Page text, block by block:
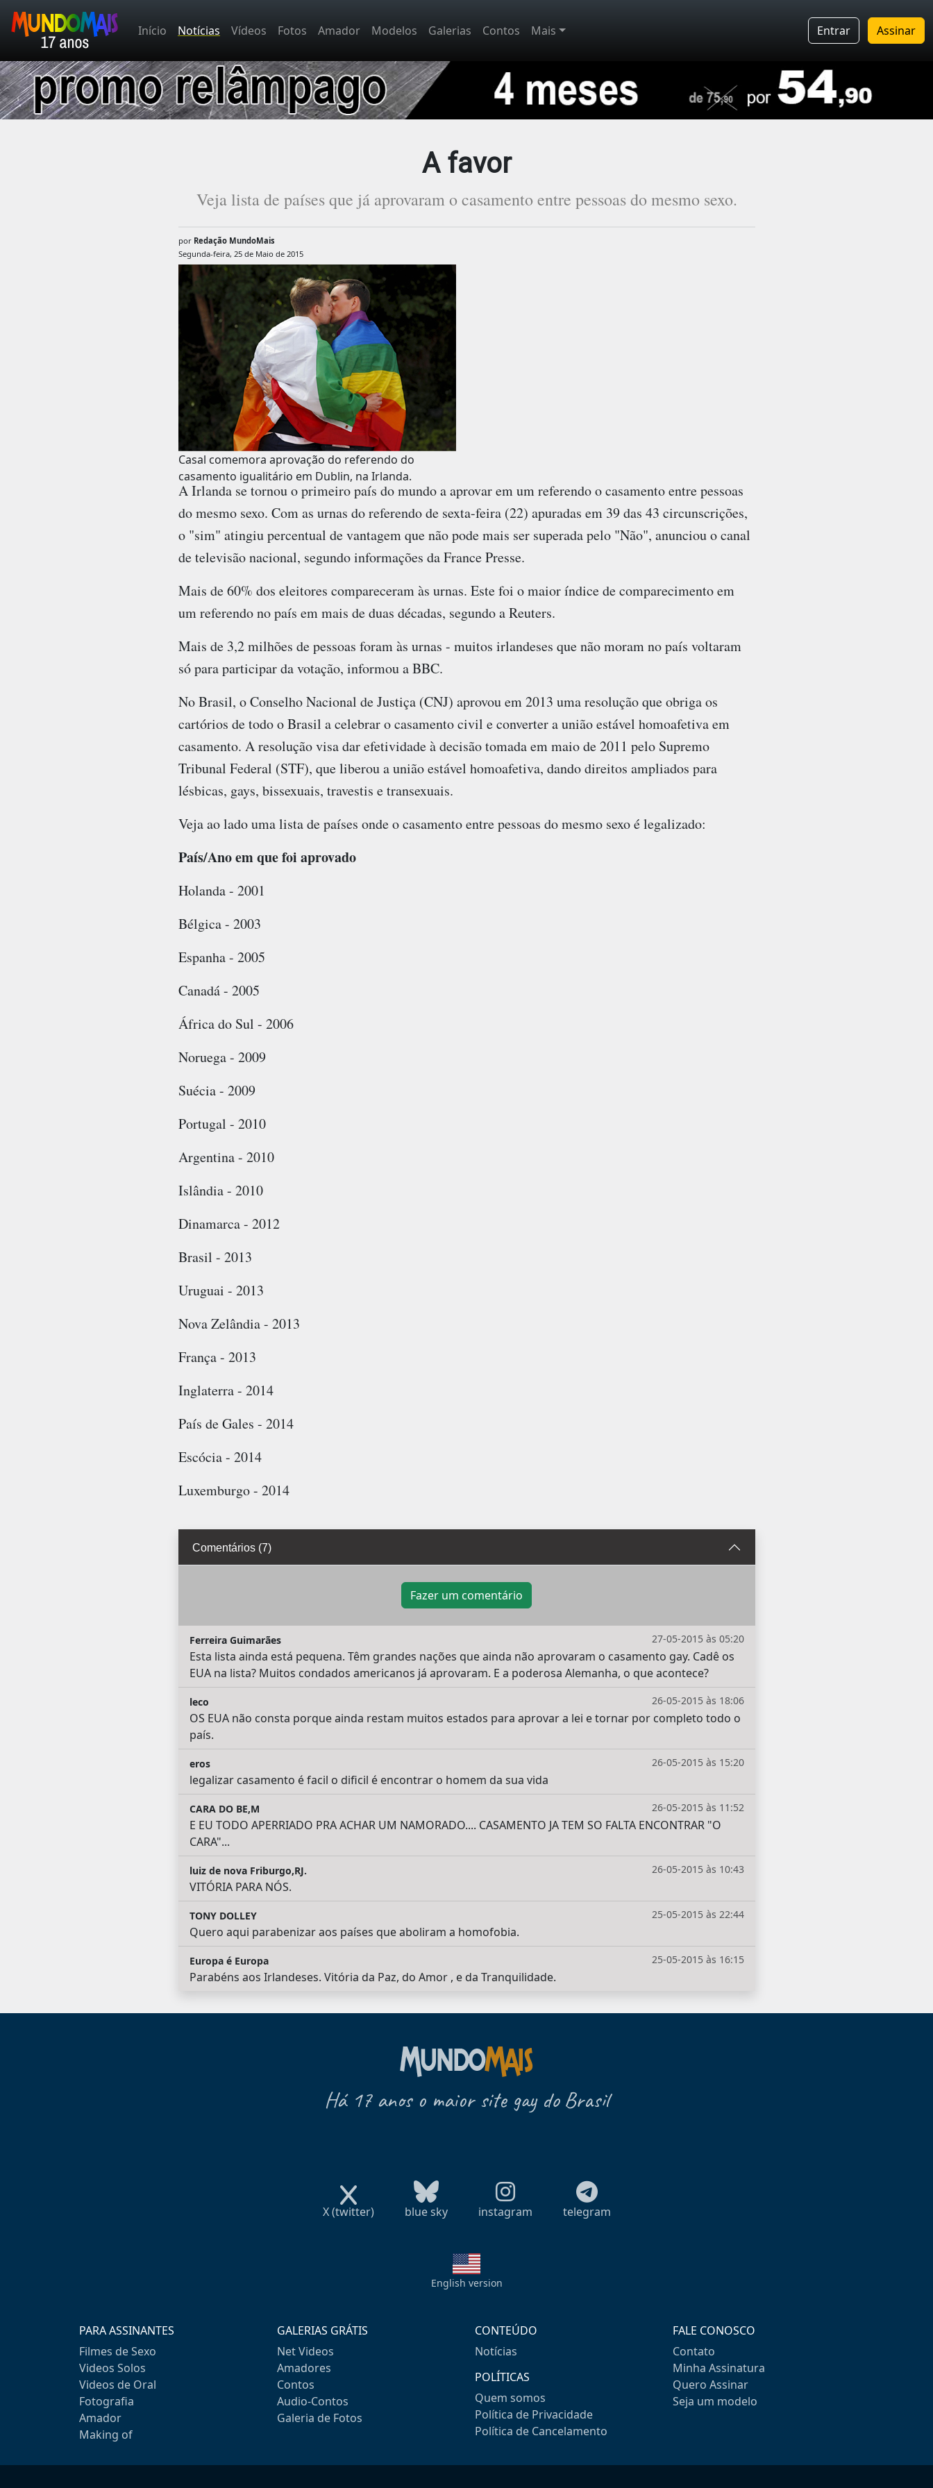
Início Notícias Vídeos Fotos Amador Modelos Galerias Contos Mais Entrar Assinar
A favor
Veja lista de países que já aprovaram o casamento entre pessoas do mesmo sexo.
por Redação MundoMais
Segunda-feira, 25 de Maio de 2015
Casal comemora aprovação do referendo do
casamento igualitário em Dublin, na Irlanda.
A Irlanda se tornou o primeiro país do mundo a aprovar em um referendo o casamento entre pessoas
do mesmo sexo. Com as urnas do referendo de sexta-feira (22) apuradas em 39 das 43 circunscrições,
o "sim" atingiu percentual de vantagem que não pode mais ser superada pelo "Não", anunciou o canal
de televisão nacional, segundo informações da France Presse.
Mais de 60% dos eleitores compareceram às urnas. Este foi o maior índice de comparecimento em
um referendo no país em mais de duas décadas, segundo a Reuters.
Mais de 3,2 milhões de pessoas foram às urnas - muitos irlandeses que não moram no país voltaram
só para participar da votação, informou a BBC.
No Brasil, o Conselho Nacional de Justiça (CNJ) aprovou em 2013 uma resolução que obriga os
cartórios de todo o Brasil a celebrar o casamento civil e converter a união estável homoafetiva em
casamento. A resolução visa dar efetividade à decisão tomada em maio de 2011 pelo Supremo
Tribunal Federal (STF), que liberou a união estável homoafetiva, dando direitos ampliados para
lésbicas, gays, bissexuais, travestis e transexuais.
Veja ao lado uma lista de países onde o casamento entre pessoas do mesmo sexo é legalizado:
País/Ano em que foi aprovado
Holanda - 2001
Bélgica - 2003
Espanha - 2005
Canadá - 2005
África do Sul - 2006
Noruega - 2009
Suécia - 2009
Portugal - 2010
Argentina - 2010
Islândia - 2010
Dinamarca - 2012
Brasil - 2013
Uruguai - 2013
Nova Zelândia - 2013
França - 2013
Inglaterra - 2014
País de Gales - 2014
Escócia - 2014
Luxemburgo - 2014
Comentários (7)
Fazer um comentário
27-05-2015 às 05:20
Ferreira Guimarães
Esta lista ainda está pequena. Têm grandes nações que ainda não aprovaram o casamento gay. Cadê os
EUA na lista? Muitos condados americanos já aprovaram. E a poderosa Alemanha, o que acontece?
26-05-2015 às 18:06
leco
OS EUA não consta porque ainda restam muitos estados para aprovar a lei e tornar por completo todo o
país.
26-05-2015 às 15:20
eros
legalizar casamento é facil o dificil é encontrar o homem da sua vida
26-05-2015 às 11:52
CARA DO BE,M
E EU TODO APERRIADO PRA ACHAR UM NAMORADO.... CASAMENTO JA TEM SO FALTA ENCONTRAR "O
CARA"...
26-05-2015 às 10:43
luiz de nova Friburgo,RJ.
VITÓRIA PARA NÓS.
25-05-2015 às 22:44
TONY DOLLEY
Quero aqui parabenizar aos países que aboliram a homofobia.
25-05-2015 às 16:15
Europa é Europa
Parabéns aos Irlandeses. Vitória da Paz, do Amor , e da Tranquilidade.
Há 17 anos o maior site gay do Brasil
X (twitter) blue sky instagram telegram
English version
PARA ASSINANTES
Filmes de Sexo
Videos Solos
Videos de Oral
Fotografia
Amador
Making of
GALERIAS GRÁTIS
Net Videos
Amadores
Contos
Audio-Contos
Galeria de Fotos
CONTEÚDO
Notícias
POLÍTICAS
Quem somos
Política de Privacidade
Política de Cancelamento
FALE CONOSCO
Contato
Minha Assinatura
Quero Assinar
Seja um modelo